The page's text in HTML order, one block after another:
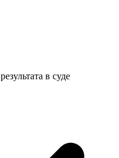
результата в суде